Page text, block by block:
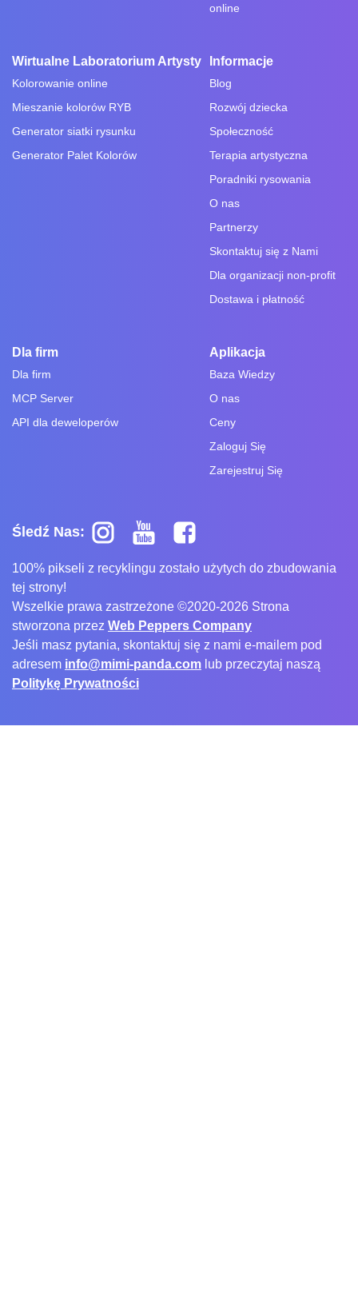
online
Wirtualne Laboratorium Artysty
Kolorowanie online
Mieszanie kolorów RYB
Generator siatki rysunku
Generator Palet Kolorów
Informacje
Blog
Rozwój dziecka
Społeczność
Terapia artystyczna
Poradniki rysowania
O nas
Partnerzy
Skontaktuj się z Nami
Dla organizacji non-profit
Dostawa i płatność
Dla firm
Dla firm
MCP Server
API dla deweloperów
Aplikacja
Baza Wiedzy
O nas
Ceny
Zaloguj Się
Zarejestruj Się
Śledź Nas:
100% pikseli z recyklingu zostało użytych do zbudowania
tej strony!
Wszelkie prawa zastrzeżone ©2020-2026 Strona
stworzona przez Web Peppers Company
Jeśli masz pytania, skontaktuj się z nami e-mailem pod
adresem info@mimi-panda.com lub przeczytaj naszą
Politykę Prywatności